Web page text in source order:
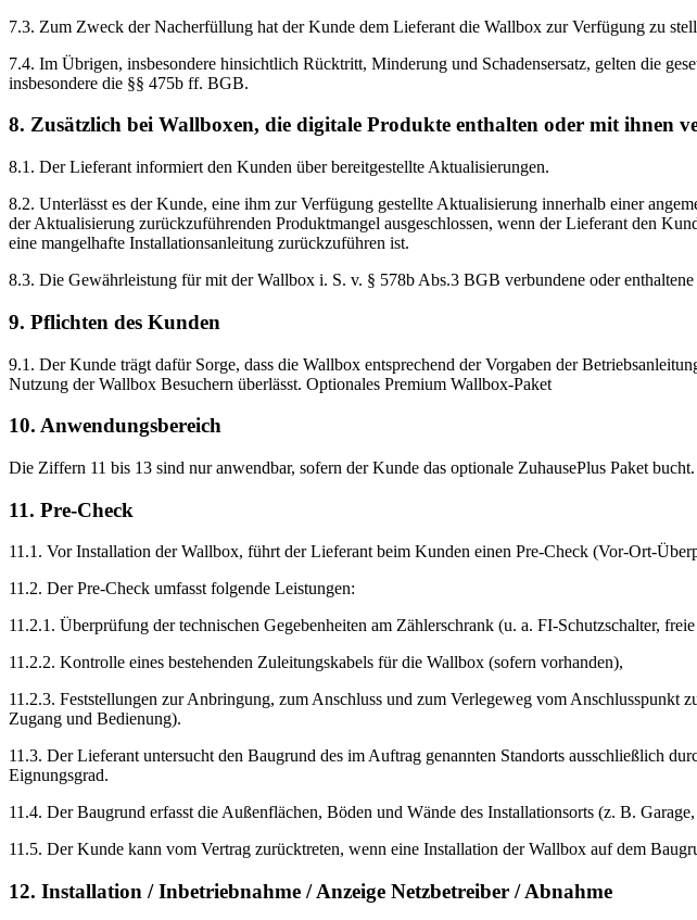
7.3. Zum Zweck der Nacherfüllung hat der Kunde dem Lieferant die Wallbox zur Verfügung zu
7.4. Im Übrigen, insbesondere hinsichtlich Rücktritt, Minderung und Schadensersatz, gelten die
insbesondere die §§ 475b ff. BGB.
8. Zusätzlich bei Wallboxen, die digitale Produkte enthalten oder mit
8.1. Der Lieferant informiert den Kunden über bereitgestellte Aktualisierungen.
8.2. Unterlässt es der Kunde, eine ihm zur Verfügung gestellte Aktualisierung innerhalb einer
der Aktualisierung zurückzuführenden Produktmangel ausgeschlossen, wenn der Lieferant den
eine mangelhafte Installationsanleitung zurückzuführen ist.
8.3. Die Gewährleistung für mit der Wallbox i. S. v. § 578b Abs.3 BGB verbundene oder
9. Pflichten des Kunden
9.1. Der Kunde trägt dafür Sorge, dass die Wallbox entsprechend der Vorgaben der
Nutzung der Wallbox Besuchern überlässt. Optionales Premium Wallbox-Paket
10. Anwendungsbereich
Die Ziffern 11 bis 13 sind nur anwendbar, sofern der Kunde das optionale ZuhausePlus Paket bucht.
11. Pre-Check
11.1. Vor Installation der Wallbox, führt der Lieferant beim Kunden einen Pre-Check (Vor-Ort-
11.2. Der Pre-Check umfasst folgende Leistungen:
11.2.1. Überprüfung der technischen Gegebenheiten am Zählerschrank (u. a. FI-Schutzschalter,
11.2.2. Kontrolle eines bestehenden Zuleitungskabels für die Wallbox (sofern vorhanden),
11.2.3. Feststellungen zur Anbringung, zum Anschluss und zum Verlegeweg vom Anschlusspunkt
Zugang und Bedienung).
11.3. Der Lieferant untersucht den Baugrund des im Auftrag genannten Standorts ausschließlich
Eignungsgrad.
11.4. Der Baugrund erfasst die Außenflächen, Böden und Wände des Installationsorts (z. B.
11.5. Der Kunde kann vom Vertrag zurücktreten, wenn eine Installation der Wallbox auf dem
12. Installation / Inbetriebnahme / Anzeige Netzbetreiber / Abnahme